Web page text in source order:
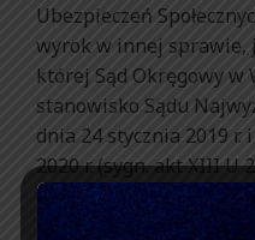
Ubezpieczeń
wyrok w innej sprawie,
której Sąd Okręgowy w
stanowisko Sądu
dnia 24 stycznia 2019
2020 r. (sygn. akt XIII U
wypłaty emerytowi
systemu powszechnego.